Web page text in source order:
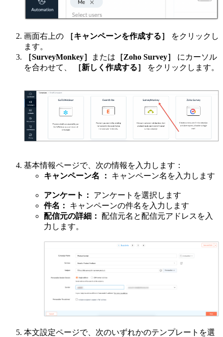
画面右上の ［キャンペーンを作成する］
をクリックし
ます。
［SurveyMonkey］
または ［Zoho Survey］ にカーソル
を合わせて、
［新しく作成する］ をクリックします。
基本情報ページで、次の情報を入力します：
キャンペーン名
： キャンペーン名を入力します
アンケート： アンケートを選択します
件名： キャンペーンの件名を入力します
配信元の詳細： 配信元名と配信元アドレスを入
力します。
本文設定ページで、次のいずれかのテンプレートを選